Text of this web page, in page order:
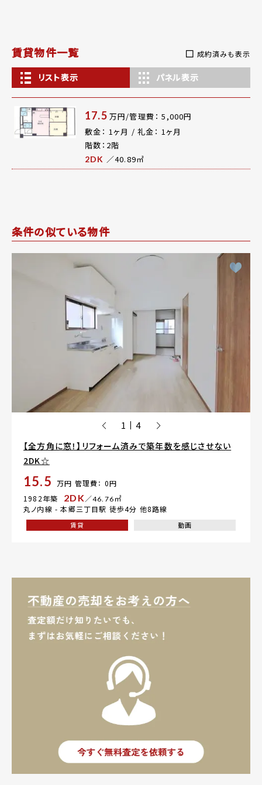
賃貸物件一覧 成約済みも表示
リスト表示 パネル表示
17.5 万円/管理費： 5,000円
敷金： 1ヶ月 / 礼金： 1ヶ月
階数：2階
2DK ／40.89㎡
条件の似ている物件
1 | 4
【全方角に窓！】リフォーム済みで築年数を感じさせない
2DK☆
15.5 万円 管理費： 0円
1982年築
2DK／46.76㎡
丸ノ内線 -本郷三丁目駅 徒歩4分 他8路線
賃貸 動画